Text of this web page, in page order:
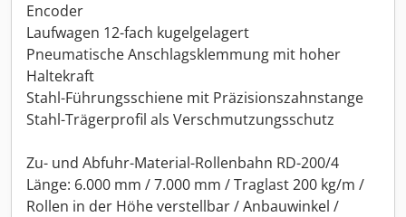
Encoder
Laufwagen 12-fach kugelgelagert
Pneumatische Anschlagsklemmung mit hoher
Haltekraft
Stahl-Führungsschiene mit Präzisionszahnstange
Stahl-Trägerprofil als Verschmutzungsschutz
Zu- und Abfuhr-Material-Rollenbahn RD-200/4
Länge: 6.000 mm / 7.000 mm / Traglast 200 kg/m /
Rollen in der Höhe verstellbar / Anbauwinkel /